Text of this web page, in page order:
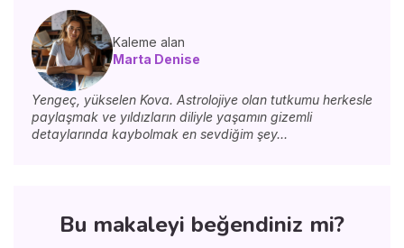
Kaleme alan
Marta Denise
Yengeç, yükselen Kova. Astrolojiye olan tutkumu herkesle
paylaşmak ve yıldızların diliyle yaşamın gizemli
detaylarında kaybolmak en sevdiğim şey...
Bu makaleyi beğendiniz mi?